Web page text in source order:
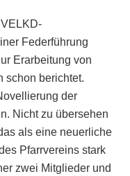
Federführung
Erarbeitung von
schon berichtet.
der
Nicht zu übersehen
als eine neuerliche
Pfarrvereins stark
zwei Mitglieder und